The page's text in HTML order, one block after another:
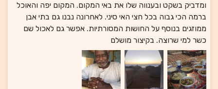
ומדביק בשקט ובענווה שלו את באי המקום. המקום יפה והאוכל
ברמה הכי גבוה בכל חצי האי סיני. לאחרונה נבנו גם בתי אבן
ממוזגים בנוסף על החושות המסורתיות. אפשר גם לאכול שם
כשר למי שרוצה. בקיצור מושלם